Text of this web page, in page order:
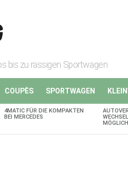
bis zu rassigen Sportwagen
COUPÈS SPORTWAGEN
4MATIC FÜR DIE KOMPAKTEN
BEI MERCEDES